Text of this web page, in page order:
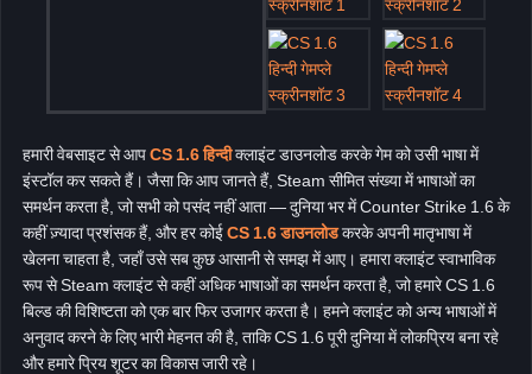
हमारी वेबसाइट से आपCS 1.6 हिन्दीक्लाइंट डाउनलोड करके गेम को उसी भाषा में
इंस्टॉल कर सकते हैं। जैसा कि आप जानते हैं, Steam सीमित संख्या में भाषाओं का
समर्थन करता है, जो सभी को पसंद नहीं आता — दुनिया भर में Counter Strike 1.6 के
कहीं ज़्यादा प्रशंसक हैं, और हर कोईCS 1.6 डाउनलोडकरके अपनी मातृभाषा में
खेलना चाहता है, जहाँ उसे सब कुछ आसानी से समझ में आए। हमारा क्लाइंट स्वाभाविक
रूप से Steam क्लाइंट से कहीं अधिक भाषाओं का समर्थन करता है, जो हमारे CS 1.6
बिल्ड की विशिष्टता को एक बार फिर उजागर करता है। हमने क्लाइंट को अन्य भाषाओं में
अनुवाद करने के लिए भारी मेहनत की है, ताकि CS 1.6 पूरी दुनिया में लोकप्रिय बना रहे
और हमारे प्रिय शूटर का विकास जारी रहे।